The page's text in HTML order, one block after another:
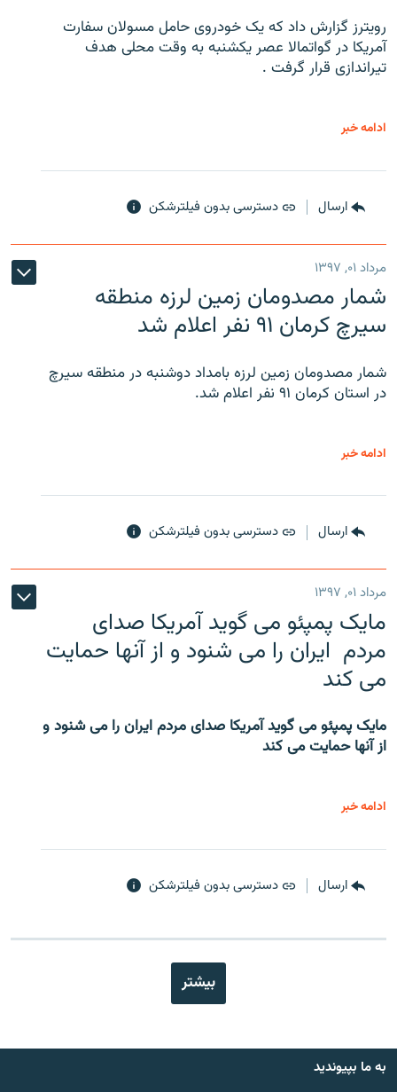
رویترز گزارش داد که یک خودروی حامل مسولان سفارت
آمریکا در گواتمالا عصر یکشنبه به وقت محلی هدف
تیراندازی قرار گرفت .
ادامه خبر
ارسال دسترسی بدون فیلترشکن
مرداد ۰۱, ۱۳۹۷
شمار مصدومان زمین لرزه منطقه
سیرچ کرمان ۹۱ نفر اعلام شد
شمار مصدومان زمین لرزه بامداد دوشنبه در منطقه سیرچ
در استان کرمان ۹۱ نفر اعلام شد.
ادامه خبر
ارسال دسترسی بدون فیلترشکن
مرداد ۰۱, ۱۳۹۷
مایک پمپئو می گوید آمریکا صدای
مردم ایران را می شنود و از آنها حمایت
می کند
مایک پمپئو می گوید آمریکا صدای مردم ایران را می شنود و
از آنها حمایت می کند
ادامه خبر
ارسال دسترسی بدون فیلترشکن
بیشتر
به ما بپیوندید